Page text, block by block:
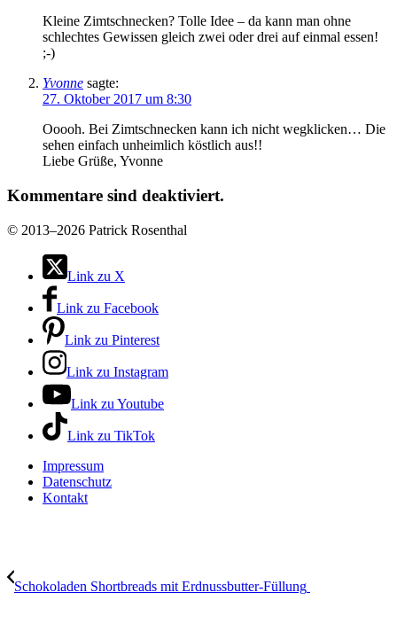
Kleine Zimtschnecken? Tolle Idee – da kann man ohne
schlechtes Gewissen gleich zwei oder drei auf einmal essen!
;-)
Yvonne sagte:
27. Oktober 2017 um 8:30
Ooooh. Bei Zimtschnecken kann ich nicht wegklicken… Die
sehen einfach unheimlich köstlich aus!!
Liebe Grüße, Yvonne
Kommentare sind deaktiviert.
© 2013–2026 Patrick Rosenthal
Link zu X
Link zu Facebook
Link zu Pinterest
Link zu Instagram
Link zu Youtube
Link zu TikTok
Impressum
Datenschutz
Kontakt
Schokoladen Shortbreads mit Erdnussbutter-Füllung